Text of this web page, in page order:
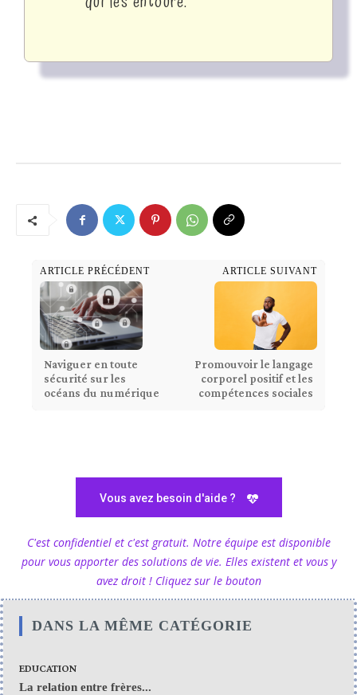
ARTICLE PRÉCÉDENT
Naviguer en toute
sécurité sur les
océans du numérique
ARTICLE SUIVANT
Promouvoir le langage
corporel positif et les
compétences sociales
Vous avez besoin d'aide ?
C'est confidentiel et c'est gratuit. Notre équipe est disponible
pour vous apporter des solutions de vie. Elles existent et vous y
avez droit ! Cliquez sur le bouton
DANS LA MÊME CATÉGORIE
EDUCATION
La relation entre frères...